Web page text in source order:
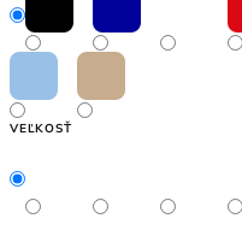
VEĽKOSŤ